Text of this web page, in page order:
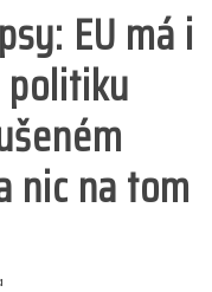
EU má i
nic na tom